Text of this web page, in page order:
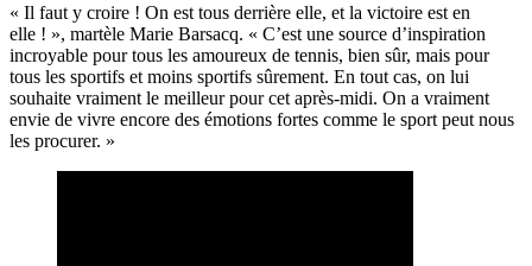
« Il faut y croire ! On est tous derrière elle, et la victoire est en
elle ! », martèle Marie Barsacq. « C’est une source d’inspiration
incroyable pour tous les amoureux de tennis, bien sûr, mais pour
tous les sportifs et moins sportifs sûrement. En tout cas, on lui
souhaite vraiment le meilleur pour cet après-midi. On a vraiment
envie de vivre encore des émotions fortes comme le sport peut nous
les procurer. »